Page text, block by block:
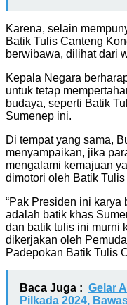
Karena, selain
Batik Tulis Canteng
berwibawa, dilihat dari
Kepala Negara
untuk tetap
budaya, seperti Batik
Sumenep ini.
Di tempat yang sama,
menyampaikan, jika
mengalami kemajuan
dimotori oleh Batik
“Pak Presiden ini
adalah batik khas
dan batik tulis ini murni
dikerjakan oleh
Padepokan Batik Tulis
Baca Juga : Gelar
Pilkada 2024,